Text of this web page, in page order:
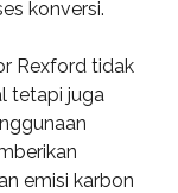
konversi.
Rexford tidak
tetapi juga
emisi karbon